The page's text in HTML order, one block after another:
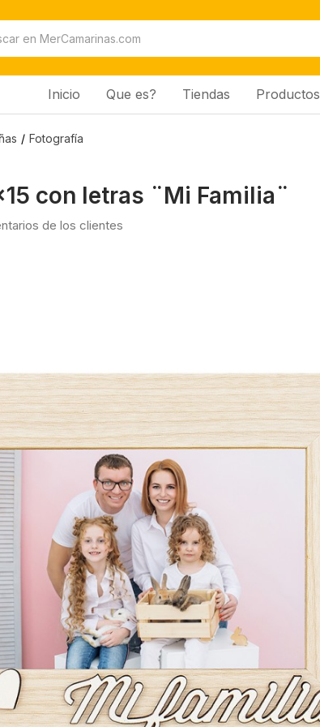
Inicio Que es? Tiendas Productos
Fotografía
con letras ¨Mi Familia¨
de los clientes